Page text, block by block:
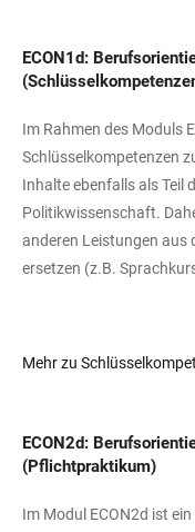
ECON1d:
Im Rahmen des Moduls
Schlüsselkompetenzen
Inhalte ebenfalls als Teil
Politikwissenschaft.
anderen Leistungen aus
ersetzen (z.B.
Mehr zu
ECON2d:
(Pflichtpraktikum)
Im Modul ECON2d ist